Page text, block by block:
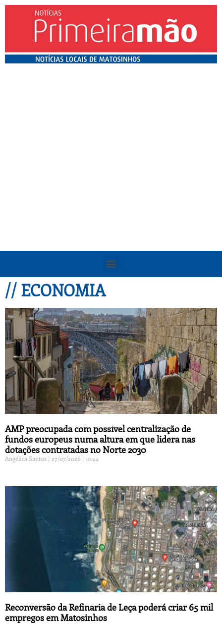
// ECONOMIA
AMP preocupada com possível centralização de
fundos europeus numa altura em que lidera nas
dotações contratadas no Norte 2030
Angélica Santos 27/07/2026 10:44
Reconversão da Refinaria de Leça poderá criar 65 mil
empregos em Matosinhos